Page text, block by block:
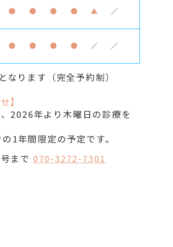
● ● ● ● ▲ ／
● ● ● ● ／ ／
なります（完全予約制）
】
2026年より木曜日の診療を
1年間限定の予定です。
まで 070-3272-7301